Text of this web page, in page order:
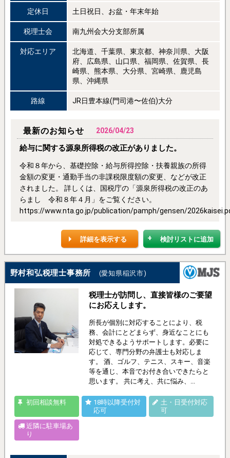
定休日 土日祝日、お盆・年末年始
税理士会 南九州会大分支部所属
対応エリア
北海道、千葉県、東京都、神奈川県、大阪
府、広島県、山口県、福岡県、佐賀県、長
崎県、熊本県、大分県、宮崎県、鹿児島
県、沖縄県
路線 JR日豊本線(門司港〜佐伯)大分
最新のお知らせ 2026/04/23
給与に関する源泉所得税の改正がありました。
令和８年から、基礎控除・給与所得控除・扶養親族の所得
金額の変更・通勤手当の非課税限度額の変更、などが改正
されました。 詳しくは、国税庁の「源泉所得税の改正のあ
らまし 令和８年４月」をご覧ください。
https://www.nta.go.jp/publication/pamph/gensen/
検討リストに追加
詳細を表示する
野村和弘税理士事務所 (愛知県稲沢市)
税理士が訪問し、直接皆様のご要望
にお応えします。
所長が個別に対応することにより、税
務、会計にとどまらず、身近なことにも
対処できるようサポートします。必要に
応じて、専門分野の弁護士も対応しま
す。 酒、ゴルフ、テニス、スキー、音楽
等を通じ、本音でお付き合いできたらと
思います。 共に考え、共に悩み、...
初回相談無料
18時以降受付対
応可
土・日受付対応
可
近隣に駐車場あ
り